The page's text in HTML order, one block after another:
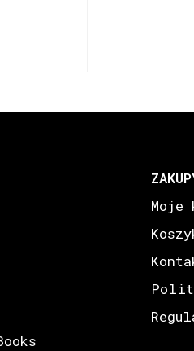
Moje